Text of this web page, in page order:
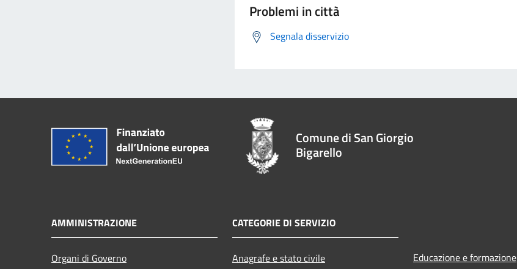
Problemi in città
Segnala disservizio
Comune di San Giorgio
Bigarello
AMMINISTRAZIONE
Organi di Governo
CATEGORIE DI SERVIZIO
Anagrafe e stato civile
Educazione e formazione